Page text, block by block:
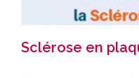
Sclérose en